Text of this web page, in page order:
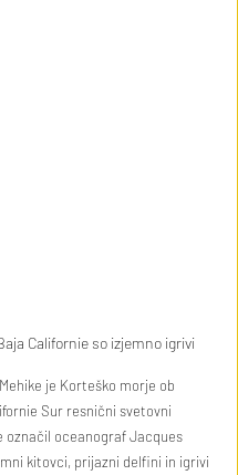
Californie so izjemno igrivi
je Korteško morje ob
Sur resnični svetovni
označil oceanograf Jacques
kitovci, prijazni delfini in igrivi